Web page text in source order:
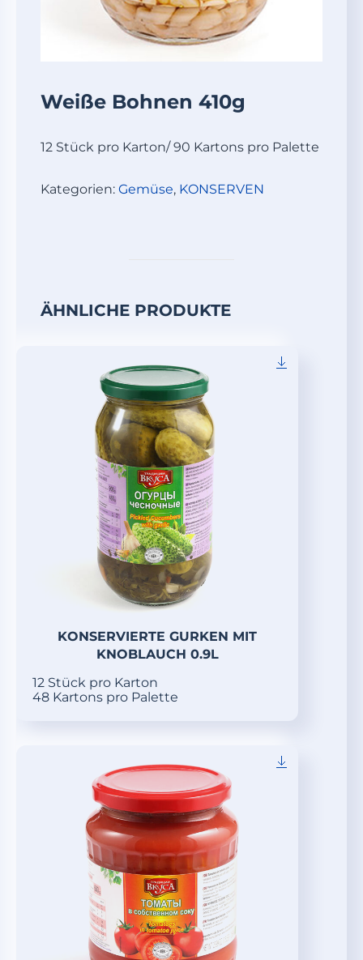
Weiße Bohnen 410g
12 Stück pro Karton/ 90 Kartons pro Palette
Kategorien: Gemüse, KONSERVEN
ÄHNLICHE PRODUKTE
KONSERVIERTE GURKEN MIT
KNOBLAUCH 0.9L
12 Stück pro Karton
48 Kartons pro Palette